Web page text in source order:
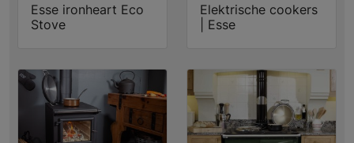
Esse ironheart Eco
Stove
Elektrische cookers
| Esse